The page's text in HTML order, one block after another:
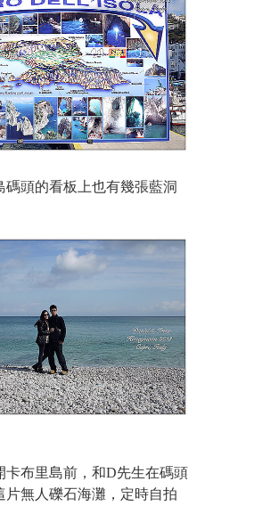
碼頭的看板上也有幾張藍洞
卡布里島前，和D先生在碼頭
片無人礫石海灘，定時自拍